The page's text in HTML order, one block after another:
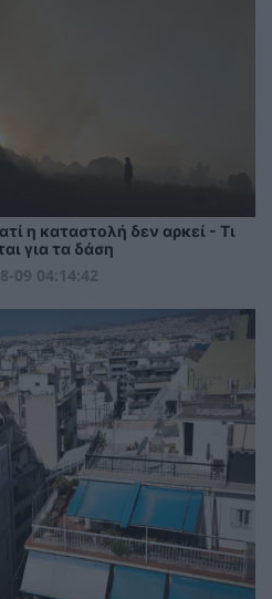
η καταστολή δεν αρκεί - Τι
για τα δάση
09 04:14:42